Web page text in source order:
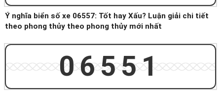
Ý nghĩa biển số xe 06557: Tốt hay Xấu? Luận giải chi tiết
theo phong thủy theo phong thủy mới nhất
06551